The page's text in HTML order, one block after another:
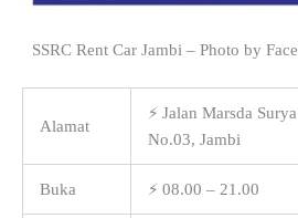
SSRC Rent Car Jambi – Photo by
Alamat
⚡ Jalan Marsda
No.03, Jambi
Buka ⚡ 08.00 – 21.00